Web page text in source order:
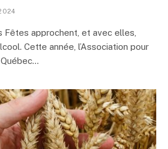
Fêtes approchent, et avec elles,
Cette année, l’Association pour